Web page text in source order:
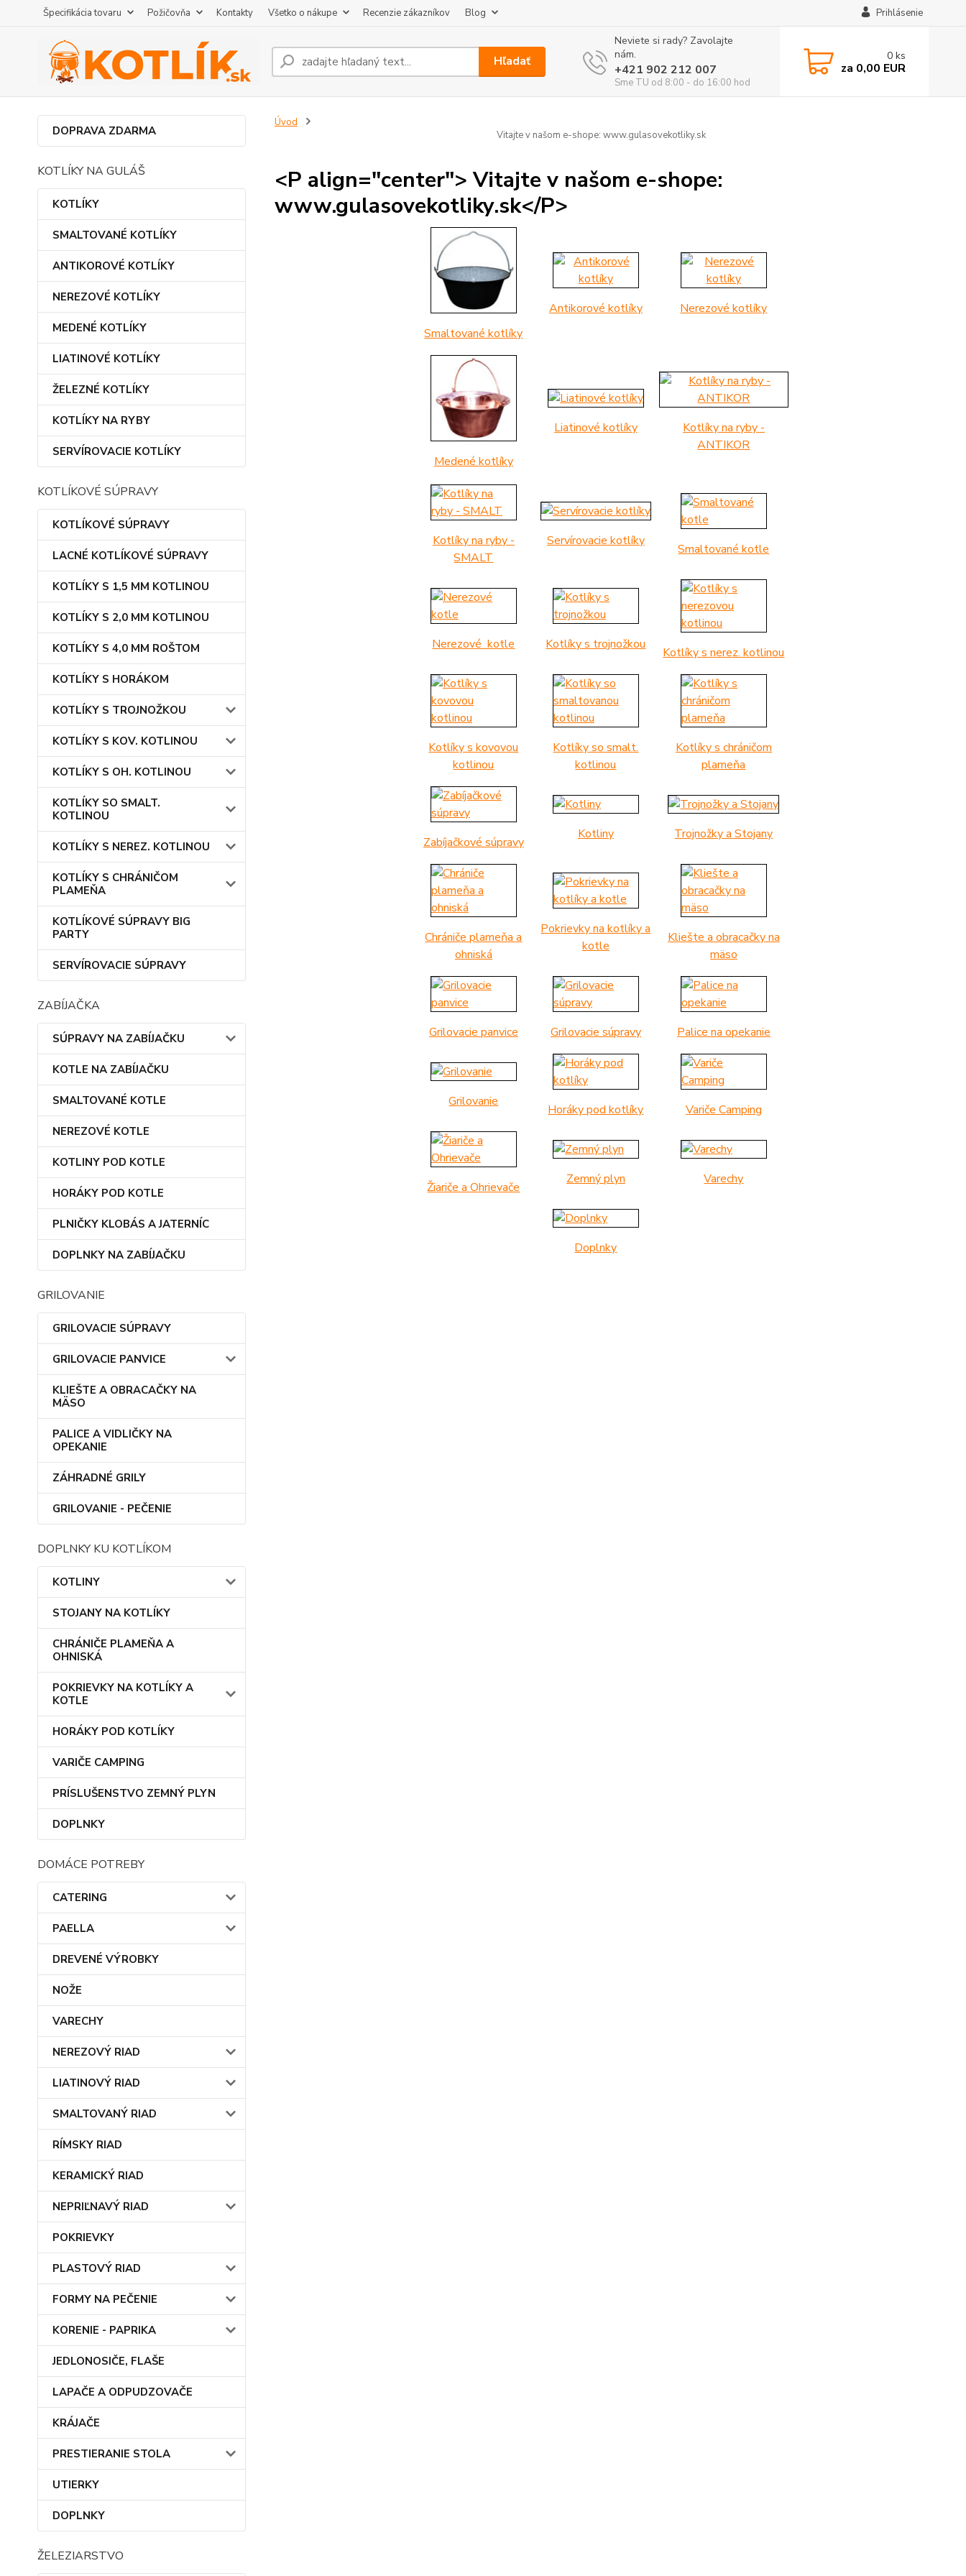
Špecifikácia tovaru Požičovňa Kontakty Všetko o nákupe Recenzie zákazníkov Blog Prihlásenie
Hľadať
Neviete si rady? Zavolajte
nám.
+421 902 212 007
Sme TU od 8:00 - do 16:00 hod
0 ks
za 0,00 EUR
DOPRAVA ZDARMA
KOTLÍKY NA GULÁŠ
KOTLÍKY
SMALTOVANÉ KOTLÍKY
ANTIKOROVÉ KOTLÍKY
NEREZOVÉ KOTLÍKY
MEDENÉ KOTLÍKY
LIATINOVÉ KOTLÍKY
ŽELEZNÉ KOTLÍKY
KOTLÍKY NA RYBY
SERVÍROVACIE KOTLÍKY
KOTLÍKOVÉ SÚPRAVY
KOTLÍKOVÉ SÚPRAVY
LACNÉ KOTLÍKOVÉ SÚPRAVY
KOTLÍKY S 1,5 MM KOTLINOU
KOTLÍKY S 2,0 MM KOTLINOU
KOTLÍKY S 4,0 MM ROŠTOM
KOTLÍKY S HORÁKOM
KOTLÍKY S TROJNOŽKOU
KOTLÍKY S KOV. KOTLINOU
KOTLÍKY S OH. KOTLINOU
KOTLÍKY SO SMALT.
KOTLINOU
KOTLÍKY S NEREZ. KOTLINOU
KOTLÍKY S CHRÁNIČOM
PLAMEŇA
KOTLÍKOVÉ SÚPRAVY BIG
PARTY
SERVÍROVACIE SÚPRAVY
ZABÍJAČKA
SÚPRAVY NA ZABÍJAČKU
KOTLE NA ZABÍJAČKU
SMALTOVANÉ KOTLE
NEREZOVÉ KOTLE
KOTLINY POD KOTLE
HORÁKY POD KOTLE
PLNIČKY KLOBÁS A JATERNÍC
DOPLNKY NA ZABÍJAČKU
GRILOVANIE
GRILOVACIE SÚPRAVY
GRILOVACIE PANVICE
KLIEŠTE A OBRACAČKY NA
MÄSO
PALICE A VIDLIČKY NA
OPEKANIE
ZÁHRADNÉ GRILY
GRILOVANIE - PEČENIE
DOPLNKY KU KOTLÍKOM
KOTLINY
STOJANY NA KOTLÍKY
CHRÁNIČE PLAMEŇA A
OHNISKÁ
POKRIEVKY NA KOTLÍKY A
KOTLE
HORÁKY POD KOTLÍKY
VARIČE CAMPING
PRÍSLUŠENSTVO ZEMNÝ PLYN
DOPLNKY
DOMÁCE POTREBY
CATERING
PAELLA
DREVENÉ VÝROBKY
NOŽE
VARECHY
NEREZOVÝ RIAD
LIATINOVÝ RIAD
SMALTOVANÝ RIAD
RÍMSKY RIAD
KERAMICKÝ RIAD
NEPRIĽNAVÝ RIAD
POKRIEVKY
PLASTOVÝ RIAD
FORMY NA PEČENIE
KORENIE - PAPRIKA
JEDLONOSIČE, FLAŠE
LAPAČE A ODPUDZOVAČE
KRÁJAČE
PRESTIERANIE STOLA
UTIERKY
DOPLNKY
ŽELEZIARSTVO
Úvod
Vitajte v našom e-shope: www.gulasovekotliky.sk
<P align="center"> Vitajte v našom e-shope:
www.gulasovekotliky.sk</P>
Smaltované kotlíky
Antikorové kotlíky Nerezové kotlíky
Medené kotlíky
Liatinové kotlíky
Kotlíky na ryby -
ANTIKOR
Kotlíky na ryby -
SMALT
Servírovacie kotlíky
Smaltované kotle
Nerezové kotle Kotlíky s trojnožkou
Kotlíky s nerez. kotlinou
Kotlíky s kovovou
kotlinou
Kotlíky so smalt.
kotlinou
Kotlíky s chráničom
plameňa
Zabíjačkové súpravy
Kotliny Trojnožky a Stojany
Chrániče plameňa a
ohniská
Pokrievky na kotlíky a
kotle
Kliešte a obracačky na
mäso
Grilovacie panvice Grilovacie súpravy Palice na opekanie
Grilovanie
Horáky pod kotlíky Variče Camping
Žiariče a Ohrievače
Zemný plyn Varechy
Doplnky